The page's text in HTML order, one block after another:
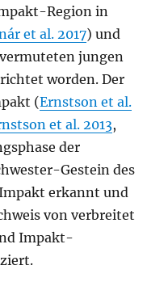
Region in
et al. 2017) und
jungen
worden. Der
(Ernstson et al.
et al. 2013,
der
Gestein des
erkannt und
von verbreitet
Impakt-